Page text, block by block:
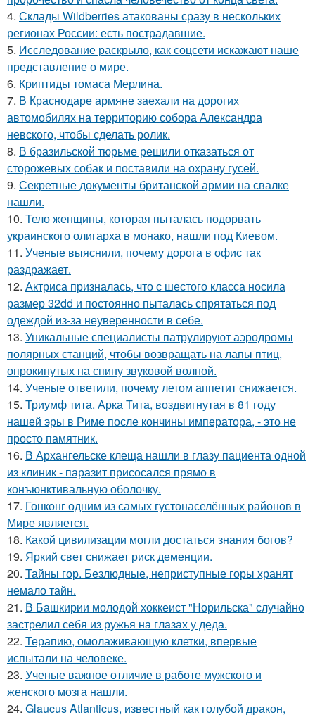
4. Склады Wildberries атакованы сразу в нескольких
регионах России: есть пострадавшие.
5. Исследование раскрыло, как соцсети искажают наше
представление о мире.
6. Криптиды томаса Мерлина.
7. В Краснодаре армяне заехали на дорогих
автомобилях на территорию собора Александра
невского, чтобы сделать ролик.
8. В бразильской тюрьме решили отказаться от
сторожевых собак и поставили на охрану гусей.
9. Секретные документы британской армии на свалке
нашли.
10. Тело женщины, которая пыталась подорвать
украинского олигарха в монако, нашли под Киевом.
11. Ученые выяснили, почему дорога в офис так
раздражает.
12. Актриса призналась, что с шестого класса носила
размер 32dd и постоянно пыталась спрятаться под
одеждой из-за неуверенности в себе.
13. Уникальные специалисты патрулируют аэродромы
полярных станций, чтобы возвращать на лапы птиц,
опрокинутых на спину звуковой волной.
14. Ученые ответили, почему летом аппетит снижается.
15. Триумф тита. Арка Тита, воздвигнутая в 81 году
нашей эры в Риме после кончины императора, - это не
просто памятник.
16. В Архангельске клеща нашли в глазу пациента одной
из клиник - паразит присосался прямо в
конъюнктивальную оболочку.
17. Гонконг одним из самых густонаселённых районов в
Мире является.
18. Какой цивилизации могли достаться знания богов?
19. Яркий свет снижает риск деменции.
20. Тайны гор. Безлюдные, неприступные горы хранят
немало тайн.
21. В Башкирии молодой хоккеист "Норильска" случайно
застрелил себя из ружья на глазах у деда.
22. Терапию, омолаживающую клетки, впервые
испытали на человеке.
23. Ученые важное отличие в работе мужского и
женского мозга нашли.
24. Glaucus Atlanticus, известный как голубой дракон,